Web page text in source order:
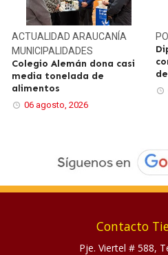
ACTUALIDADARAUCANÍA
MUNICIPALIDADES
Colegio Alemán dona casi
media tonelada de
alimentos
06 agosto, 2026
Contacto
Pje. Viertel # 588,